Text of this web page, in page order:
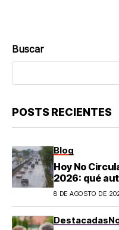
Buscar
POSTS RECIENTES
Blog
Hoy No
2026: qué
salir en
8 DE AGOSTO DE
Destacadas